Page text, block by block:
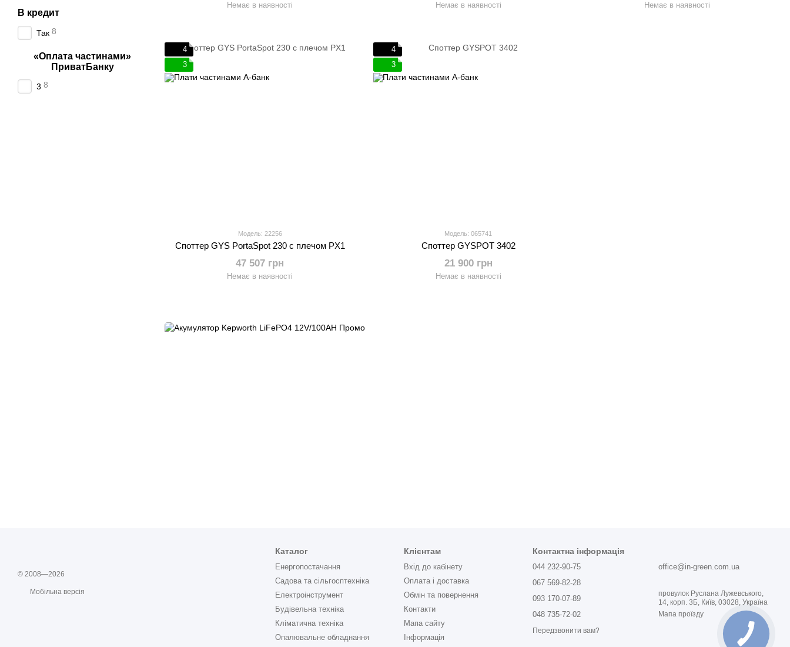
Немає в наявності Немає в наявності Немає в наявності
4
3
Модель: 22256
Споттер GYS PortaSpot 230 с плечом PX1
47 507 грн
Немає в наявності
4
3
Модель: 065741
Споттер GYSPOT 3402
21 900 грн
Немає в наявності
В кредит
Так 8
«Оплата частинами»
ПриватБанку
3 8
© 2008—2026
Мобільна версія
Каталог
Енергопостачання
Садова та сільгосптехніка
Електроінструмент
Будівельна техніка
Кліматична техніка
Опалювальне обладнання
Клієнтам
Вхід до кабінету
Оплата і доставка
Обмін та повернення
Контакти
Мапа сайту
Інформація
Контактна інформація
044 232-90-75
067 569-82-28
093 170-07-89
048 735-72-02
Передзвонити вам?
office@in-green.com.ua
провулок Руслана Лужевського,
14, корп. 3Б, Київ, 03028, Україна
Мапа проїзду